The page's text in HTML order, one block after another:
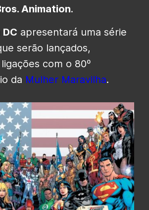
Animation.
DC apresentará uma série
serão lançados,
com o 80º
da Mulher Maravilha.